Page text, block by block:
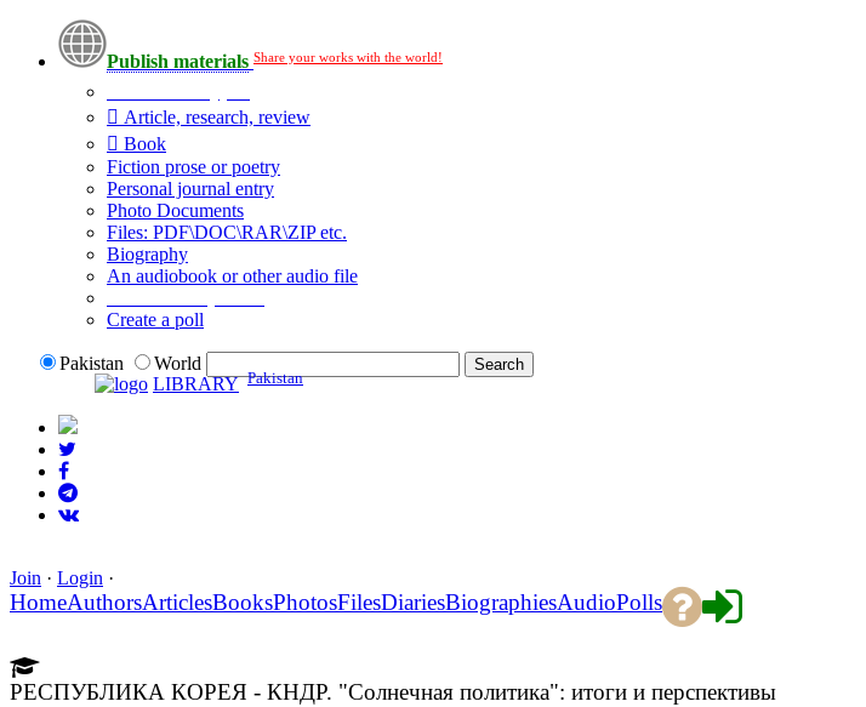
Publish materials Share your works with the world!
Article, research, review
Book
Fiction prose or poetry
Personal journal entry
Photo Documents
Files: PDF\DOC\RAR\ZIP etc.
Biography
An audiobook or other audio file
Create a poll
Pakistan
World
LIBRARY Pakistan
Join · Login ·
HomeAuthorsArticlesBooksPhotosFilesDiariesBiographiesAudioPolls
РЕСПУБЛИКА КОРЕЯ - КНДР. "Солнечная политика": итоги и перспективы